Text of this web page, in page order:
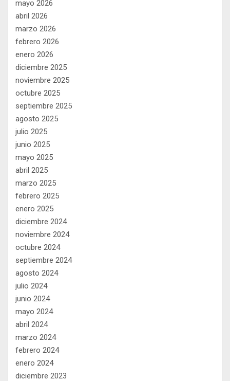
mayo 2026
abril 2026
marzo 2026
febrero 2026
enero 2026
diciembre 2025
noviembre 2025
octubre 2025
septiembre 2025
agosto 2025
julio 2025
junio 2025
mayo 2025
abril 2025
marzo 2025
febrero 2025
enero 2025
diciembre 2024
noviembre 2024
octubre 2024
septiembre 2024
agosto 2024
julio 2024
junio 2024
mayo 2024
abril 2024
marzo 2024
febrero 2024
enero 2024
diciembre 2023